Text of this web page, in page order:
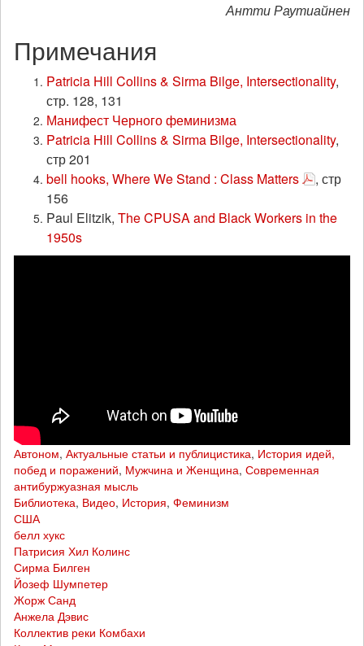
Антти Раутиайнен
Примечания
Patricia Hill Collins & Sirma Bilge, Intersectionality,
стр. 128, 131
Манифест Черного феминизма
Patricia Hill Collins & Sirma Bilge, Intersectionality,
стр 201
bell hooks, Where We Stand : Class Matters
, стр
156
Paul Elitzik, The CPUSA and Black Workers in the
1950s
Автоном, Актуальные статьи и публицистика, История идей,
побед и поражений, Мужчина и Женщина, Современная
антибуржуазная мысль
Библиотека, Видео, История, Феминизм
США
белл хукс
Патрисия Хил Колинс
Сирма Билген
Йозеф Шумпетер
Жорж Санд
Анжела Дэвис
Коллектив реки Комбахи